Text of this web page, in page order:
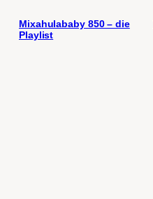
Mixahulababy 850 – die
Playlist